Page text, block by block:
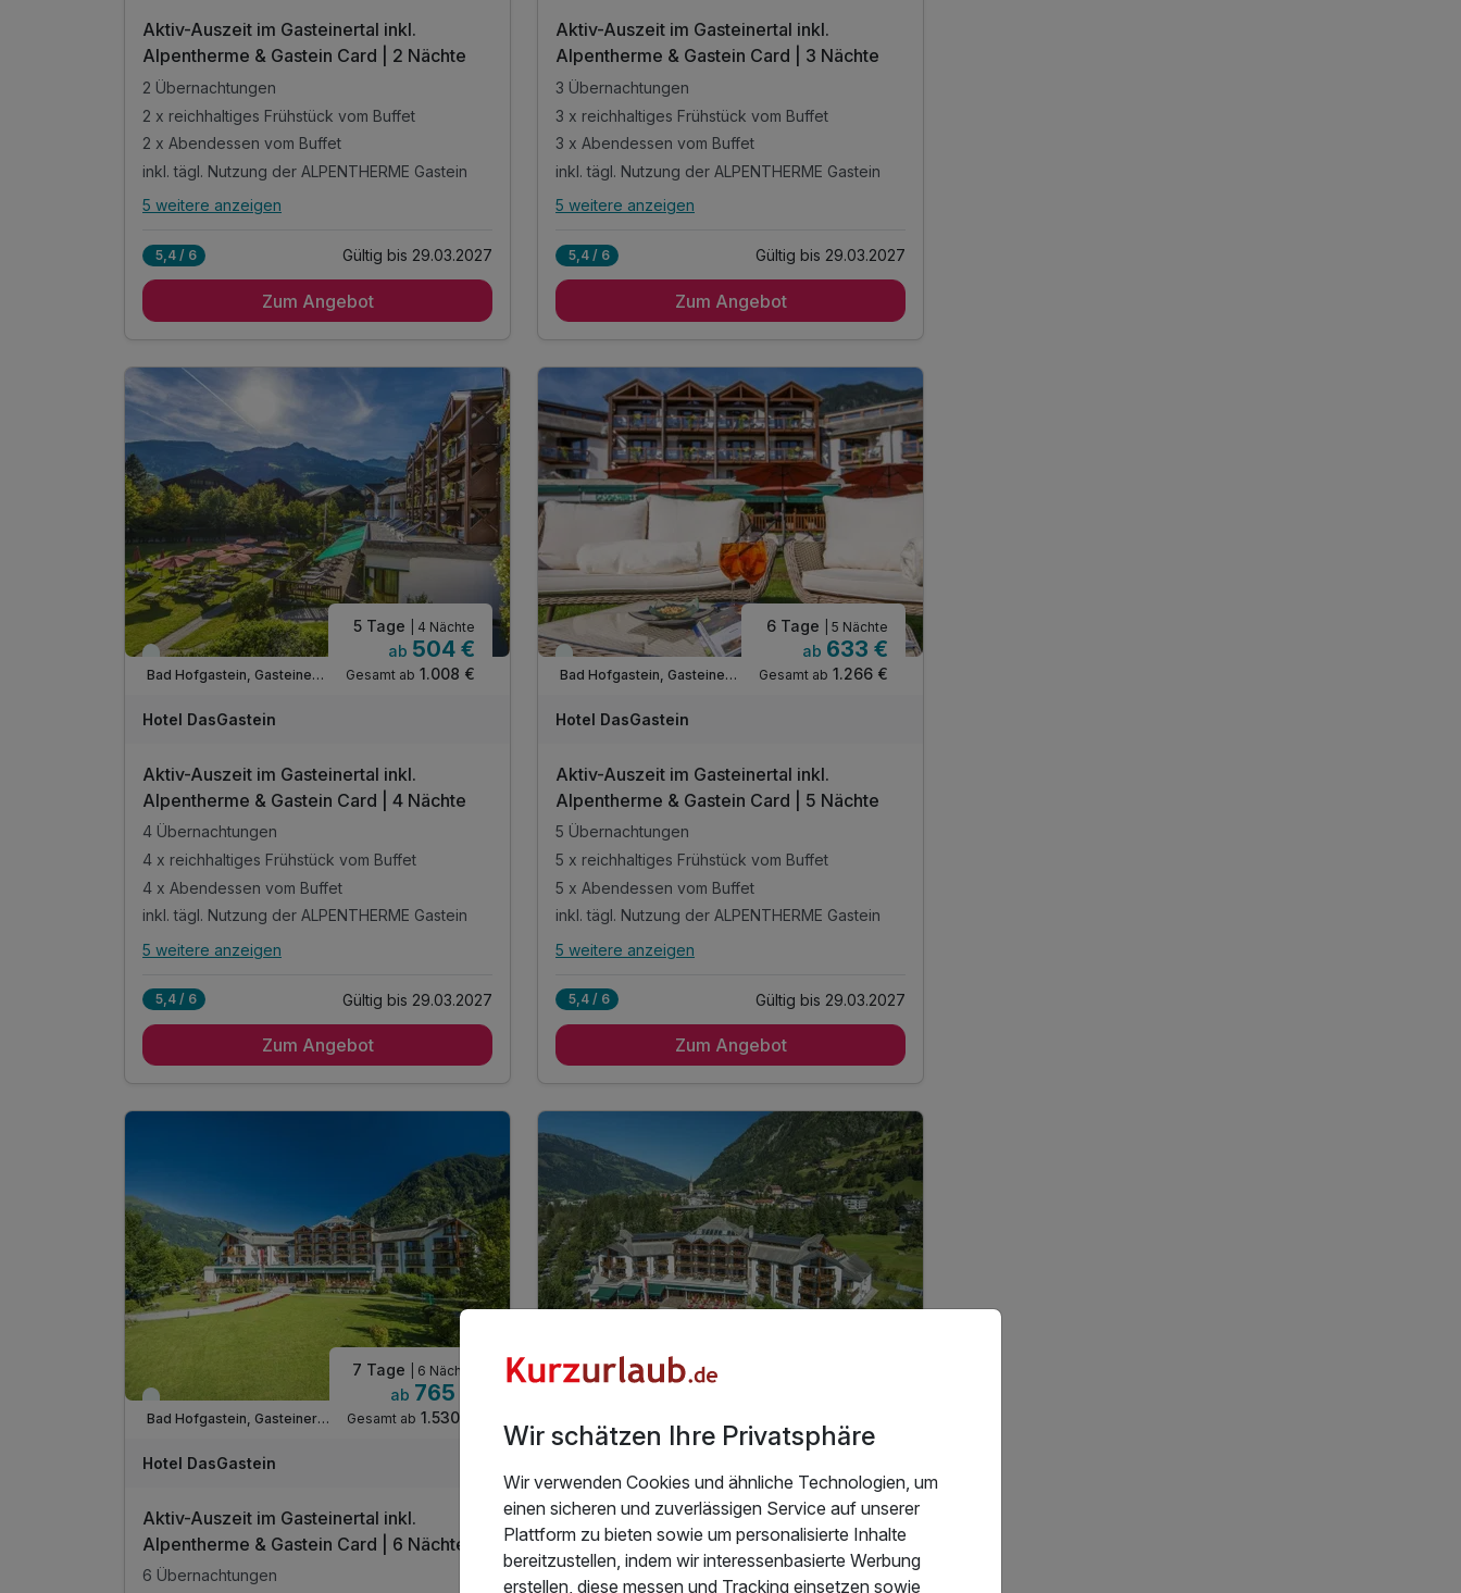
Aktiv-Auszeit im Gasteinertal inkl.
Alpentherme & Gastein Card | 2 Nächte
2 Übernachtungen
2 x reichhaltiges Frühstück vom Buffet
2 x Abendessen vom Buffet
inkl. tägl. Nutzung der ALPENTHERME Gastein
Alle Inklusivleistungen
2 x reichhaltiges Frühstück vom Buffet
in den Sommermonaten inkl. Gasteiner
Bergbahnen*
inkl. Badetasche -tücher, -mantel & -slipper
inkl. Teestation & 1 L Mineralwasser am Zimmer
inkl. W-LAN Nutzung im ganzen Hotel
inkl. Gastein Card mit vielen Mehrwerten
5 weitere anzeigen
5,4 / 6 Gültig bis 29.03.2027
Zum Angebot
Aktiv-Auszeit im Gasteinertal inkl.
Alpentherme & Gastein Card | 3 Nächte
3 Übernachtungen
3 x reichhaltiges Frühstück vom Buffet
3 x Abendessen vom Buffet
inkl. tägl. Nutzung der ALPENTHERME Gastein
Alle Inklusivleistungen
3 x reichhaltiges Frühstück vom Buffet
in den Sommermonaten inkl. Gasteiner
Bergbahnen*
inkl. Badetasche -tücher, -mantel & -slipper
inkl. Teestation & 1 L Mineralwasser am Zimmer
inkl. W-LAN Nutzung im ganzen Hotel
inkl. Gastein Card mit vielen Mehrwerten
5 weitere anzeigen
5,4 / 6 Gültig bis 29.03.2027
Zum Angebot
Viele Termine frei
Bad Hofgastein, Gasteinertal
5 Tage | 4 Nächte
ab 504 €
Gesamt ab 1.008 €
Hotel DasGastein
Aktiv-Auszeit im Gasteinertal inkl.
Alpentherme & Gastein Card | 4 Nächte
4 Übernachtungen
4 x reichhaltiges Frühstück vom Buffet
4 x Abendessen vom Buffet
inkl. tägl. Nutzung der ALPENTHERME Gastein
Alle Inklusivleistungen
4 x reichhaltiges Frühstück vom Buffet
inkl. Badetasche -tücher, -mantel & -slipper
inkl. Teestation & 1 L Mineralwasser am Zimmer
inkl. W-LAN Nutzung im ganzen Hotel
inkl. Gastein Card mit vielen Mehrwerten
5 weitere anzeigen
5,4 / 6 Gültig bis 29.03.2027
Zum Angebot
Viele Termine frei
Bad Hofgastein, Gasteinertal
6 Tage | 5 Nächte
ab 633 €
Gesamt ab 1.266 €
Hotel DasGastein
Aktiv-Auszeit im Gasteinertal inkl.
Alpentherme & Gastein Card | 5 Nächte
5 Übernachtungen
5 x reichhaltiges Frühstück vom Buffet
5 x Abendessen vom Buffet
inkl. tägl. Nutzung der ALPENTHERME Gastein
Alle Inklusivleistungen
5 x reichhaltiges Frühstück vom Buffet
in den Sommermonaten inkl. Gasteiner
Bergbahnen*
inkl. Badetasche -tücher, -mantel & -slipper
inkl. Teestation & 1 L Mineralwasser am Zimmer
inkl. W-LAN Nutzung im ganzen Hotel
inkl. Gastein Card mit vielen Mehrwerten
5 weitere anzeigen
5,4 / 6 Gültig bis 29.03.2027
Zum Angebot
Viele Termine frei
Bad Hofgastein, Gasteinertal
7 Tage | 6 Nächte
ab 765 €
Gesamt ab 1.530 €
Hotel DasGastein
Aktiv-Auszeit im Gasteinertal inkl.
Alpentherme & Gastein Card | 6 Nächte
6 Übernachtungen
Aktiv-Auszeit im Gasteinertal inkl.
Alpentherme & Gastein Card | 7 Nächte
7 Übernachtungen
Wir schätzen Ihre Privatsphäre
Wir verwenden Cookies und ähnliche Technologien, um
einen sicheren und zuverlässigen Service auf unserer
Plattform zu bieten sowie um personalisierte Inhalte
bereitzustellen, indem wir interessenbasierte Werbung
erstellen, diese messen und Tracking einsetzen sowie